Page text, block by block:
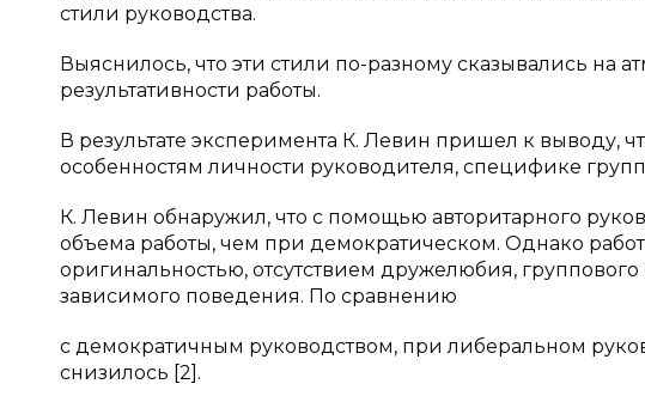
стили руководства.
Выяснилось, что эти стили по-разному сказывались на
результативности работы.
В результате эксперимента К. Левин пришел к выводу,
особенностям личности руководителя, специфике
К. Левин обнаружил, что с помощью авторитарного
объема работы, чем при демократическом. Однако
оригинальностью, отсутствием дружелюбия,
зависимого поведения. По сравнению
с демократичным руководством, при либеральном
снизилось [2].